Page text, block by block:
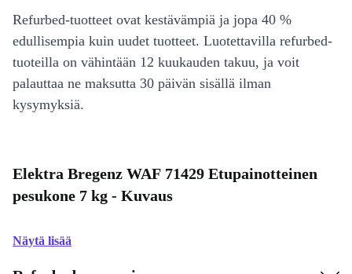
Refurbed-tuotteet ovat kestävämpiä ja jopa 40 %
edullisempia kuin uudet tuotteet. Luotettavilla refurbed-
tuoteilla on vähintään 12 kuukauden takuu, ja voit
palauttaa ne maksutta 30 päivän sisällä ilman
kysymyksiä.
Elektra Bregenz WAF 71429 Etupainotteinen
pesukone 7 kg - Kuvaus
Näytä lisää